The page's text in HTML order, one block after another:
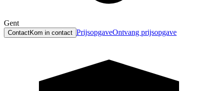
Gent
ContactKom in contact PrijsopgaveOntvang prijsopgave